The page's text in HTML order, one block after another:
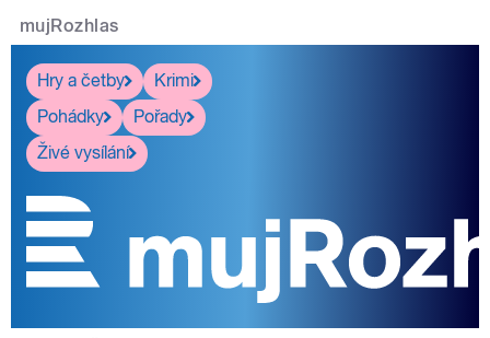
mujRozhlas
Hry a četby
Krimi
Pohádky
Pořady
Živé vysílání